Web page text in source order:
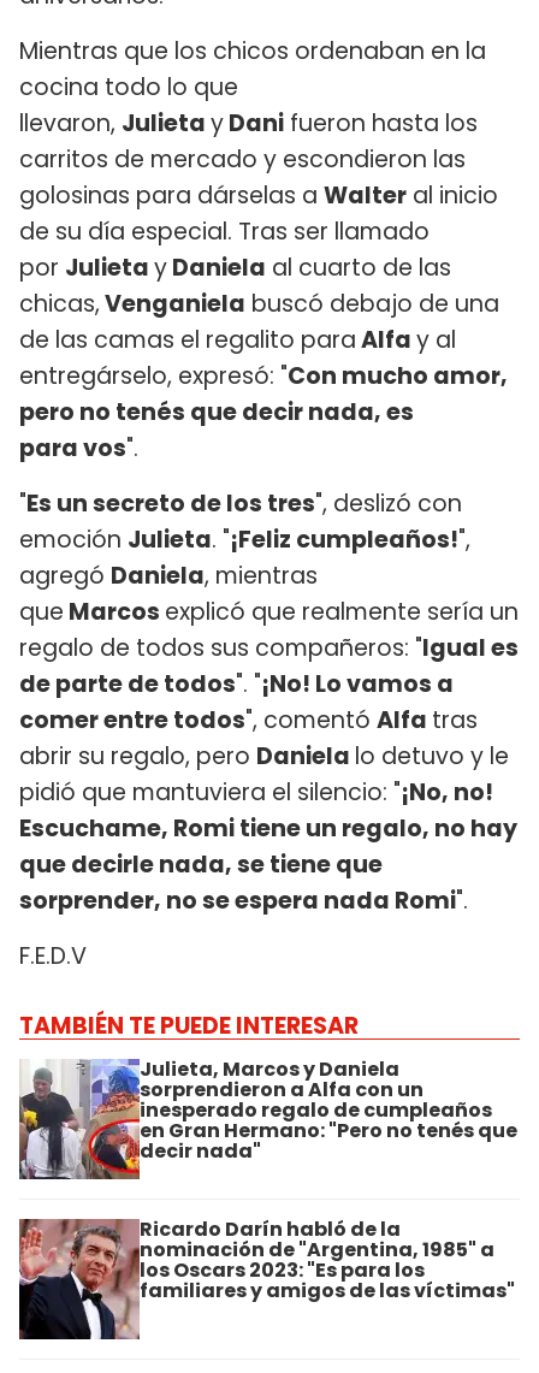
Mientras que los chicos ordenaban en la
cocina todo lo que
llevaron, JulietayDani fueron hasta los
carritos de mercado y escondieron las
golosinas para dárselas a Walter al inicio
de su día especial. Tras ser llamado
por JulietayDaniela al cuarto de las
chicas,Venganiela buscó debajo de una
de las camas el regalito paraAlfay al
entregárselo, expresó: "Con mucho amor,
pero no tenés que decir nada, es
para vos".
"Es un secreto de los tres", deslizó con
emoción Julieta. "¡Feliz cumpleaños!",
agregó Daniela, mientras
que Marcos explicó que realmente sería un
regalo de todos sus compañeros: "Igual es
de parte de todos". "¡No! Lo vamos a
comer entre todos", comentó Alfa tras
abrir su regalo, pero Daniela lo detuvo y le
pidió que mantuviera el silencio: "¡No, no!
Escuchame, Romi tiene un regalo, no hay
que decirle nada, se tiene que
sorprender, no se espera nada Romi".
F.E.D.V
TAMBIÉN TE PUEDE INTERESAR
Julieta, Marcos y Daniela
sorprendieron a Alfa con un
inesperado regalo de cumpleaños
en Gran Hermano: "Pero no tenés que
decir nada"
Ricardo Darín habló de la
nominación de "Argentina, 1985" a
los Oscars 2023: "Es para los
familiares y amigos de las víctimas"